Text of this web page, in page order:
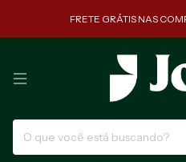
FRETE GRÁTIS NAS